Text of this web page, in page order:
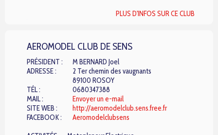
PLUS D'INFOS SUR CE CLUB
AEROMODEL CLUB DE SENS
PRÉSIDENT :
M BERNARD Joel
ADRESSE :
2 Ter chemin des vaugnants
89100 ROSOY
TÉL :
0680347388
MAIL :
Envoyer un e-mail
SITE WEB :
http://aeromodelclub.sens.free.fr
FACEBOOK :
Aeromodelclubsens